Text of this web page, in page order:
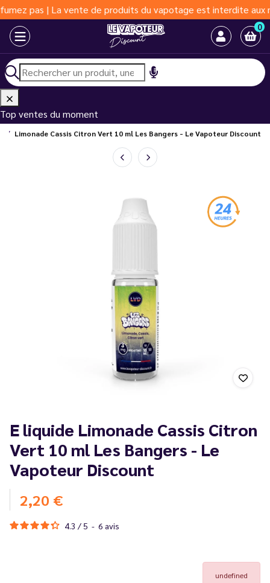
| La vente de produits du vapotage est interdite aux moins
0
Top ventes du moment
Limonade Cassis Citron Vert 10 ml Les Bangers - Le Vapoteur Discount
E liquide Limonade Cassis Citron
Vert 10 ml Les Bangers - Le
Vapoteur Discount
2,20 €
4.3 / 5 - 6 avis
undefined